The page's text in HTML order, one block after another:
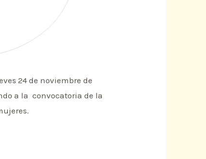
24 de noviembre de
a la convocatoria de la